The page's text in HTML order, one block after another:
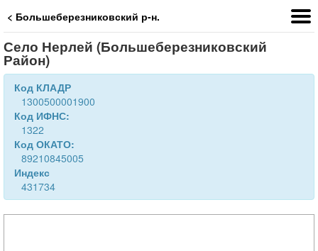
< Большеберезниковский р-н.
Село Нерлей (Большеберезниковский
Район)
Код КЛАДР
1300500001900
Код ИФНС:
1322
Код ОКАТО:
89210845005
Индекс
431734